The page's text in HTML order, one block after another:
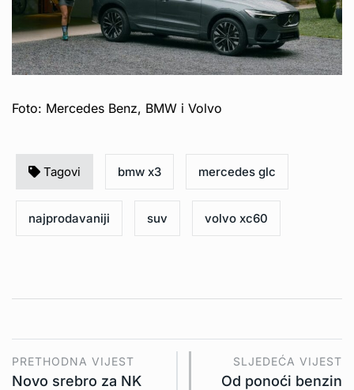
Foto: Mercedes Benz, BMW i Volvo
Tagovi bmw x3 mercedes glc
najprodavaniji suv volvo xc60
PRETHODNA VIJEST
Novo srebro za NK
SLJEDEĆA VIJEST
Od ponoći benzin